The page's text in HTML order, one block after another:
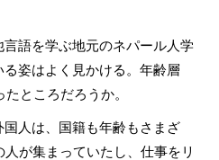
語を学ぶ地元のネパール人学
姿はよく見かける。年齢層
ところだろうか。
人は、国籍も年齢もさまざ
が集まっていたし、仕事をリ